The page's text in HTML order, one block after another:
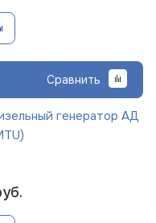
Сравнить
генератор АД